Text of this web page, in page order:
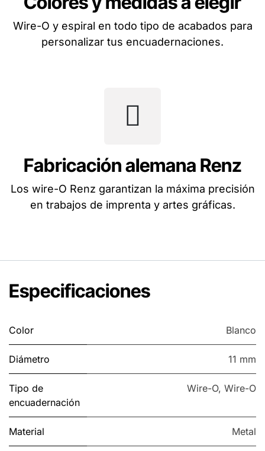
Wire-O y espiral en todo tipo de acabados para
personalizar tus encuadernaciones.
Fabricación alemana Renz
Los wire-O Renz garantizan la máxima precisión
en trabajos de imprenta y artes gráficas.
Especificaciones
Color Blanco
Diámetro 11 mm
Tipo de
encuadernación
Wire-O, Wire-O
Material Metal